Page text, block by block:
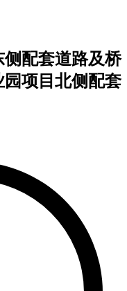
配套道路及桥
项目北侧配套